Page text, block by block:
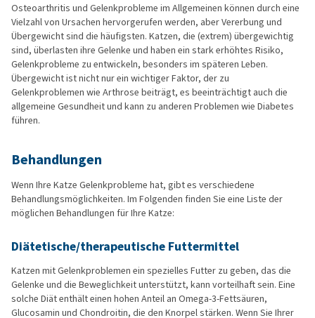
Osteoarthritis und Gelenkprobleme im Allgemeinen können durch eine
Vielzahl von Ursachen hervorgerufen werden, aber Vererbung und
Übergewicht sind die häufigsten. Katzen, die (extrem) übergewichtig
sind, überlasten ihre Gelenke und haben ein stark erhöhtes Risiko,
Gelenkprobleme zu entwickeln, besonders im späteren Leben.
Übergewicht ist nicht nur ein wichtiger Faktor, der zu
Gelenkproblemen wie Arthrose beiträgt, es beeinträchtigt auch die
allgemeine Gesundheit und kann zu anderen Problemen wie Diabetes
führen.
Behandlungen
Wenn Ihre Katze Gelenkprobleme hat, gibt es verschiedene
Behandlungsmöglichkeiten. Im Folgenden finden Sie eine Liste der
möglichen Behandlungen für Ihre Katze:
Diätetische/therapeutische Futtermittel
Katzen mit Gelenkproblemen ein spezielles Futter zu geben, das die
Gelenke und die Beweglichkeit unterstützt, kann vorteilhaft sein. Eine
solche Diät enthält einen hohen Anteil an Omega-3-Fettsäuren,
Glucosamin und Chondroitin, die den Knorpel stärken. Wenn Sie Ihrer